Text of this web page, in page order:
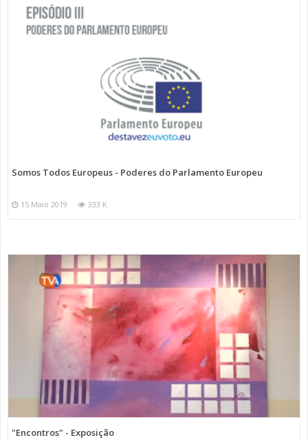
Somos Todos Europeus - Poderes do Parlamento Europeu
15 Maio 2019 333 K
"Encontros" - Exposição